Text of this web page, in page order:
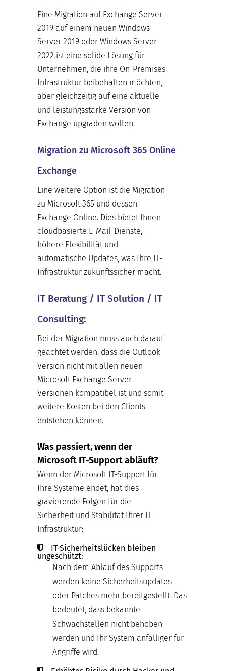
Eine Migration auf Exchange Server
2019 auf einem neuen Windows
Server 2019 oder Windows Server
2022 ist eine solide Lösung für
Unternehmen, die ihre On-Premises-
Infrastruktur beibehalten möchten,
aber gleichzeitig auf eine aktuelle
und leistungsstarke Version von
Exchange upgraden wollen.
Migration zu Microsoft 365 Online
Exchange
Eine weitere Option ist die Migration
zu Microsoft 365 und dessen
Exchange Online. Dies bietet Ihnen
cloudbasierte E-Mail-Dienste,
höhere Flexibilität und
automatische Updates, was Ihre IT-
Infrastruktur zukunftssicher macht.
IT Beratung / IT Solution / IT
Consulting:
Bei der Migration muss auch darauf
geachtet werden, dass die Outlook
Version nicht mit allen neuen
Microsoft Exchange Server
Versionen kompatibel ist und somit
weitere Kosten bei den Clients
entstehen können.
Was passiert, wenn der
Microsoft IT-Support abläuft?
Wenn der Microsoft IT-Support für
Ihre Systeme endet, hat dies
gravierende Folgen für die
Sicherheit und Stabilität Ihrer IT-
Infrastruktur:
IT-Sicherheitslücken bleiben
ungeschützt:
Nach dem Ablauf des Supports
werden keine Sicherheitsupdates
oder Patches mehr bereitgestellt. Das
bedeutet, dass bekannte
Schwachstellen nicht behoben
werden und Ihr System anfälliger für
Angriffe wird.